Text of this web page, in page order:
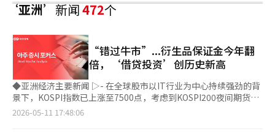
‘亚洲’新闻472个
“错过牛市”...衍生品保证金今年翻
倍，‘借贷投资’创历史新高
◆亚洲经济主要新闻 ▷- 在全球股市以IT行业为中心持续强劲的背
景下，KOSPI指数已上涨至7500点，考虑到KOSPI200夜间期货的
急剧上涨，预计国内股市在周初也将强劲开盘。 - 美国第一季度业
2026-05-11 17:48:06